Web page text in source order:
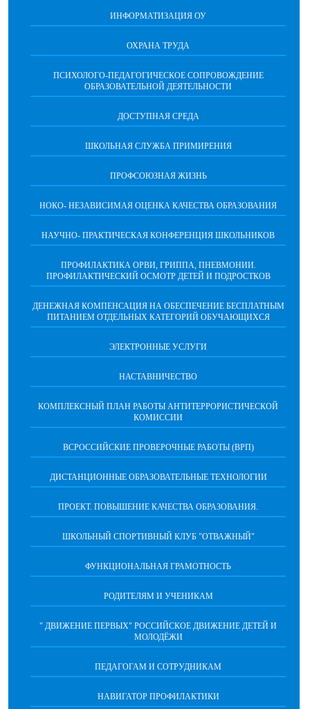
ИНФОРМАТИЗАЦИЯ ОУ
ОХРАНА ТРУДА
ПCИХОЛОГО-ПЕДАГОГИЧЕСКОЕ СОПРОВОЖДЕНИЕ
ОБРАЗОВАТЕЛЬНОЙ ДЕЯТЕЛЬНОСТИ
ДОСТУПНАЯ СРЕДА
ШКОЛЬНАЯ СЛУЖБА ПРИМИРЕНИЯ
ПРОФСОЮЗНАЯ ЖИЗНЬ
НОКО- НЕЗАВИСИМАЯ ОЦЕНКА КАЧЕСТВА ОБРАЗОВАНИЯ
НАУЧНО- ПРАКТИЧЕСКАЯ КОНФЕРЕНЦИЯ ШКОЛЬНИКОВ
ПРОФИЛАКТИКА ОРВИ, ГРИППА, ПНЕВМОНИИ.
ПРОФИЛАКТИЧЕСКИЙ ОСМОТР ДЕТЕЙ И ПОДРОСТКОВ
ДЕНЕЖНАЯ КОМПЕНСАЦИЯ НА ОБЕСПЕЧЕНИЕ БЕСПЛАТНЫМ
ПИТАНИЕМ ОТДЕЛЬНЫХ КАТЕГОРИЙ ОБУЧАЮЩИХСЯ
ЭЛЕКТРОННЫЕ УСЛУГИ
НАСТАВНИЧЕСТВО
КОМПЛЕКСНЫЙ ПЛАН РАБОТЫ АНТИТЕРРОРИСТИЧЕСКОЙ
КОМИССИИ
ВСРОССИЙСКИЕ ПРОВЕРОЧНЫЕ РАБОТЫ (ВРП)
ДИСТАНЦИОННЫЕ ОБРАЗОВАТЕЛЬНЫЕ ТЕХНОЛОГИИ
ПРОЕКТ. ПОВЫШЕНИЕ КАЧЕСТВА ОБРАЗОВАНИЯ.
ШКОЛЬНЫЙ СПОРТИВНЫЙ КЛУБ "ОТВАЖНЫЙ"
ФУНКЦИОНАЛЬНАЯ ГРАМОТНОСТЬ
РОДИТЕЛЯМ И УЧЕНИКАМ
" ДВИЖЕНИЕ ПЕРВЫХ" РОССИЙСКОЕ ДВИЖЕНИЕ ДЕТЕЙ И
МОЛОДЁЖИ
ПЕДАГОГАМ И СОТРУДНИКАМ
НАВИГАТОР ПРОФИЛАКТИКИ